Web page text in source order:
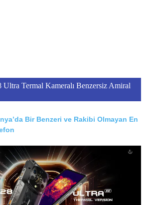
Termal Kameralı Benzersiz Amiral
Bir Benzeri ve Rakibi Olmayan En